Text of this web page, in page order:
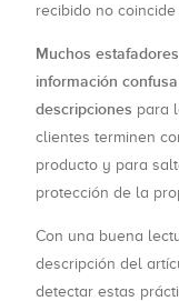
recibido no
Muchos
información
descripciones para
clientes terminen
producto y para
protección de la
Con una buena
descripción del
detectar estas